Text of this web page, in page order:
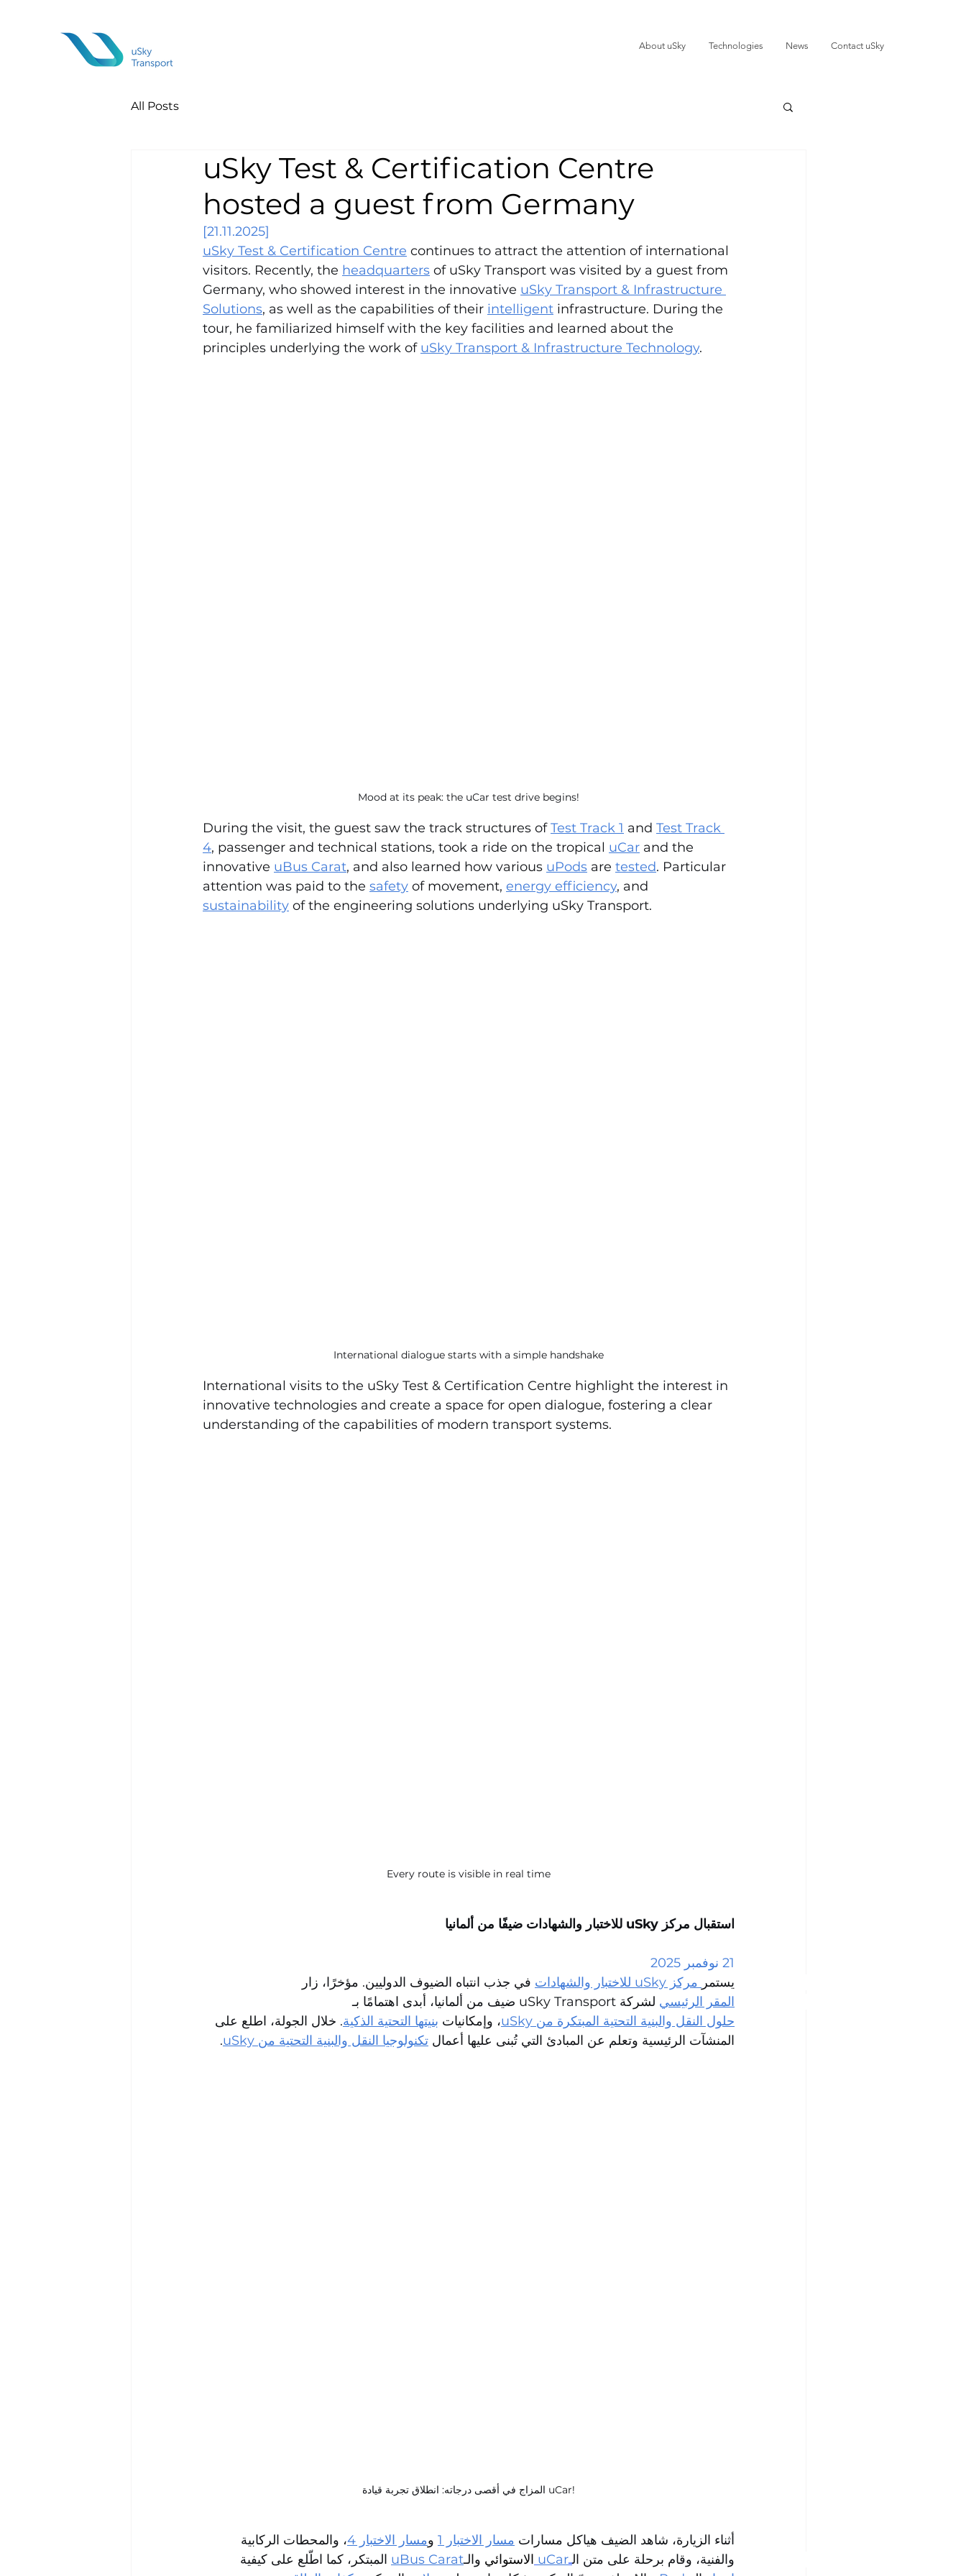
About uSky Technologies News Contact uSky
All Posts
uSky Test & Certification Centre
hosted a guest from Germany
[21.11.2025]
uSky Test & Certification Centre continues to attract the attention of international
visitors. Recently, the headquarters of uSky Transport was visited by a guest from
Germany, who showed interest in the innovative uSky Transport & Infrastructure
Solutions, as well as the capabilities of their intelligent infrastructure. During the
tour, he familiarized himself with the key facilities and learned about the
principles underlying the work of uSky Transport & Infrastructure Technology.
Mood at its peak: the uCar test drive begins!
During the visit, the guest saw the track structures of Test Track 1 and Test Track
4, passenger and technical stations, took a ride on the tropical uCar and the
innovative uBus Carat, and also learned how various uPods are tested. Particular
attention was paid to the safety of movement, energy efficiency, and
sustainability of the engineering solutions underlying uSky Transport.
International dialogue starts with a simple handshake
International visits to the uSky Test & Certification Centre highlight the interest in
innovative technologies and create a space for open dialogue, fostering a clear
understanding of the capabilities of modern transport systems.
Every route is visible in real time
استقبال مركز uSky للاختبار والشهادات ضيفًا من ألمانيا
21 نوفمبر 2025
يستمر مركز uSky للاختبار والشهادات
في جذب انتباه الضيوف الدوليين. مؤخرًا، زار
المقر الرئيسي لشركة uSky Transport ضيف من ألمانيا، أبدى اهتمامًا بـ
حلول النقل والبنية التحتية المبتكرة من uSky
، وإمكانيات بنيتها التحتية الذكية. خلال الجولة، اطلع على
المنشآت الرئيسية وتعلم عن المبادئ التي تُبنى عليها أعمال تكنولوجيا النقل والبنية التحتية من uSky .
المزاج في أقصى درجاته: انطلاق تجربة قيادة uCar!
أثناء الزيارة، شاهد الضيف هياكل مسارات مسار الاختبار 1 ومسار الاختبار 4
، والمحطات الركابية
والفنية، وقام برحلة على متن الـuCar الاستوائي والـuBus Carat المبتكر، كما اطّلع على كيفية